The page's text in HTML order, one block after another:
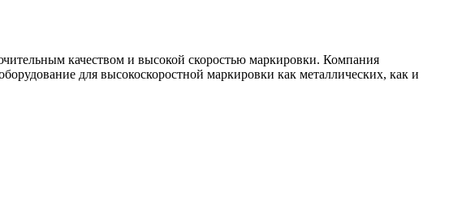
качеством и высокой скоростью маркировки. Компания
для высокоскоростной маркировки как металлических, как и